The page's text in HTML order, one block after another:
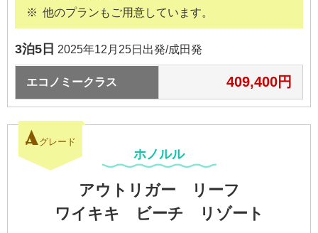
他のプランもご用意しています。
3泊5日 2025年12月25日出発/成田発
エコノミークラス 409,400円
A グレード
ホノルル
アウトリガー リーフ
ワイキキ ビーチ
リゾート